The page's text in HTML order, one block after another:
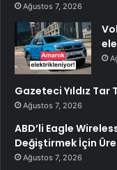
Ağustos 7, 2026
Gazeteci Yıldız Tar
Ağustos 7, 2026
ABD’li Eagle
Değiştirmek İçin
Ağustos 7, 2026